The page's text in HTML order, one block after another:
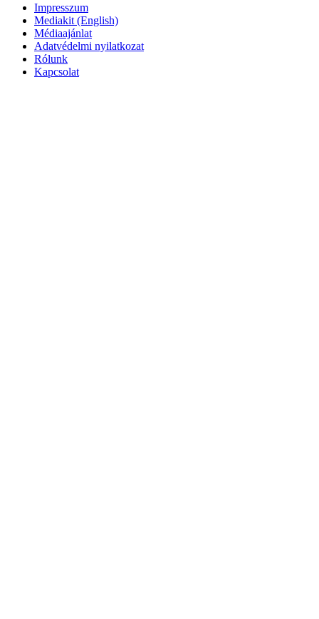
Impresszum
Mediakit (English)
Médiaajánlat
Adatvédelmi nyilatkozat
Rólunk
Kapcsolat